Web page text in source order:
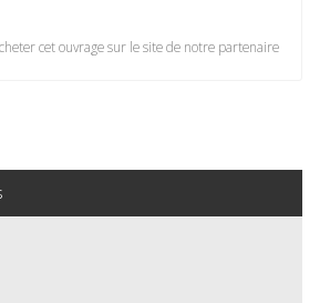
cet ouvrage sur le site de notre partenaire